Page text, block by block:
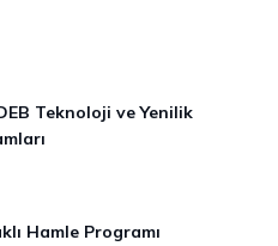
Teknoloji ve Yenilik
Hamle Programı